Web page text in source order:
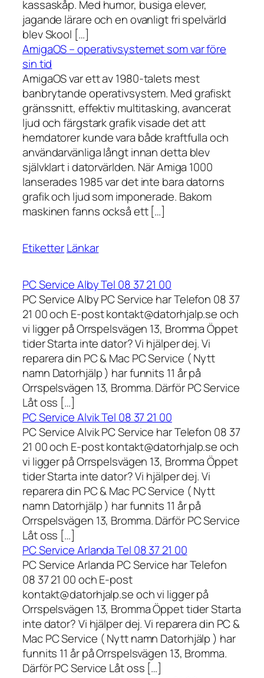
kassaskåp. Med humor, busiga elever,
jagande lärare och en ovanligt fri spelvärld
blev Skool […]
AmigaOS – operativsystemet som var före
sin tid
AmigaOS var ett av 1980-talets mest
banbrytande operativsystem. Med grafiskt
gränssnitt, effektiv multitasking, avancerat
ljud och färgstark grafik visade det att
hemdatorer kunde vara både kraftfulla och
användarvänliga långt innan detta blev
självklart i datorvärlden. När Amiga 1000
lanserades 1985 var det inte bara datorns
grafik och ljud som imponerade. Bakom
maskinen fanns också ett […]
EtiketterLänkar
PC Service Alby Tel 08 37 21 00
PC Service Alby PC Service har Telefon 08 37
21 00 och E-post kontakt@datorhjalp.se och
vi ligger på Orrspelsvägen 13, Bromma Öppet
tider Starta inte dator? Vi hjälper dej. Vi
reparera din PC & Mac PC Service ( Nytt
namn Datorhjälp ) har funnits 11 år på
Orrspelsvägen 13, Bromma. Därför PC Service
Låt oss […]
PC Service Alvik Tel 08 37 21 00
PC Service Alvik PC Service har Telefon 08 37
21 00 och E-post kontakt@datorhjalp.se och
vi ligger på Orrspelsvägen 13, Bromma Öppet
tider Starta inte dator? Vi hjälper dej. Vi
reparera din PC & Mac PC Service ( Nytt
namn Datorhjälp ) har funnits 11 år på
Orrspelsvägen 13, Bromma. Därför PC Service
Låt oss […]
PC Service Arlanda Tel 08 37 21 00
PC Service Arlanda PC Service har Telefon
08 37 21 00 och E-post
kontakt@datorhjalp.se och vi ligger på
Orrspelsvägen 13, Bromma Öppet tider Starta
inte dator? Vi hjälper dej. Vi reparera din PC &
Mac PC Service ( Nytt namn Datorhjälp ) har
funnits 11 år på Orrspelsvägen 13, Bromma.
Därför PC Service Låt oss […]